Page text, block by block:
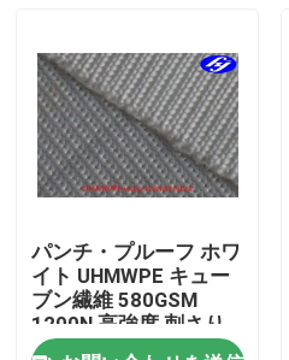
企業情報
会社案内
品質管理
お問い合わせ
パンチ・プルーフ ホワ
イト UHMWPE キュー
ブン繊維 580GSM
1200N 高強度 刺さり
防止布